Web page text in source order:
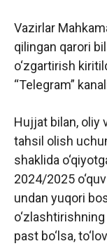
Vazirlar
qilingan qarori
o‘zgartirish
“Telegram”
Hujjat bilan, oliy
tahsil olish
shaklida
2024/2025
undan yuqori
o‘zlashtirishning
past bo‘lsa,